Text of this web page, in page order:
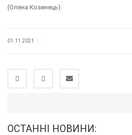
(Олена Козинець).
01.11.2021
ОСТАННІ НОВИНИ: